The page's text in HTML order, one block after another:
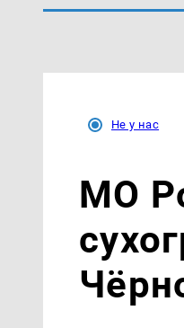
Не у нас
МО